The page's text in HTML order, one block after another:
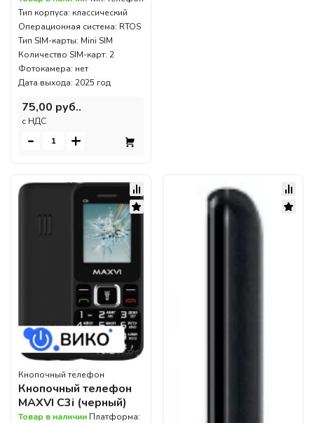
Тип корпуса: классический
Операционная система: RTOS
Тип SIM-карты: Mini SIM
Количество SIM-карт: 2
Фотокамера: нет
Дата выхода: 2025 год
75,00 руб..
c НДС
- +
Кнопочный телефон
Кнопочный телефон
MAXVI C3i (черный)
Товар в наличии Платформа: